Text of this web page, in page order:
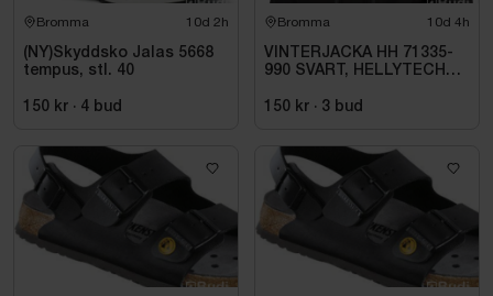
Bromma 10d 2h
(NY)Skyddsko Jalas 5668
tempus, stl. 40
150 kr · 4 bud
Bromma 10d 4h
VINTERJACKA HH 71335-
990 SVART, HELLYTECH
150 kr · 3 bud